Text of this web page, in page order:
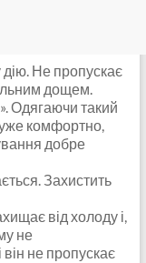
Не пропускає
дощем.
Одягаючи такий
комфортно,
добре
Захистить
від холоду і,
не
не пропускає